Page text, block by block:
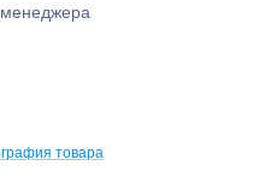
менеджера